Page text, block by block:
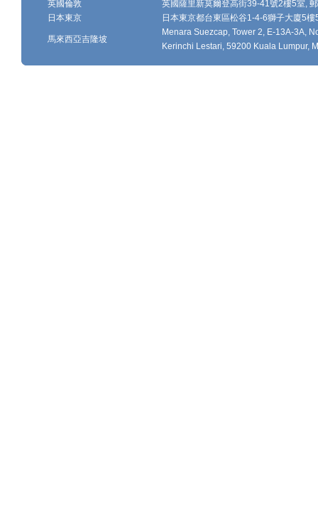
英國倫敦
英國薩里新莫爾登高街39-41號2樓5室,
日本東京
日本東京都台東區松谷1-4-6獅子大廈5
馬來西亞吉隆坡
Menara Suezcap, Tower 2, E-13A-3A,
Kerinchi Lestari, 59200 Kuala Lumpur,